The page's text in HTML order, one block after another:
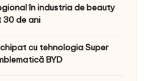
în industria de beauty
30 de ani
cu tehnologia Super
BYD